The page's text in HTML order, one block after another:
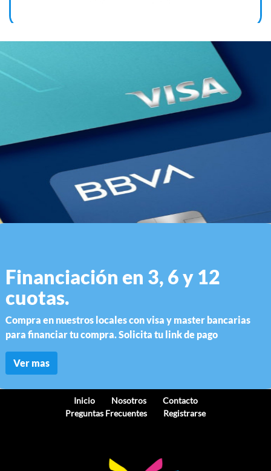
CAMARA WEB NETMAK NM-WEB05 1080P C/ CUBRE
Financiación en 3, 6 y 12
cuotas.
Compra en nuestros locales con visa y master bancarias
para financiar tu compra. Solicita tu link de pago
Ver mas
Inicio Nosotros
Contacto
Preguntas Frecuentes
Registrarse